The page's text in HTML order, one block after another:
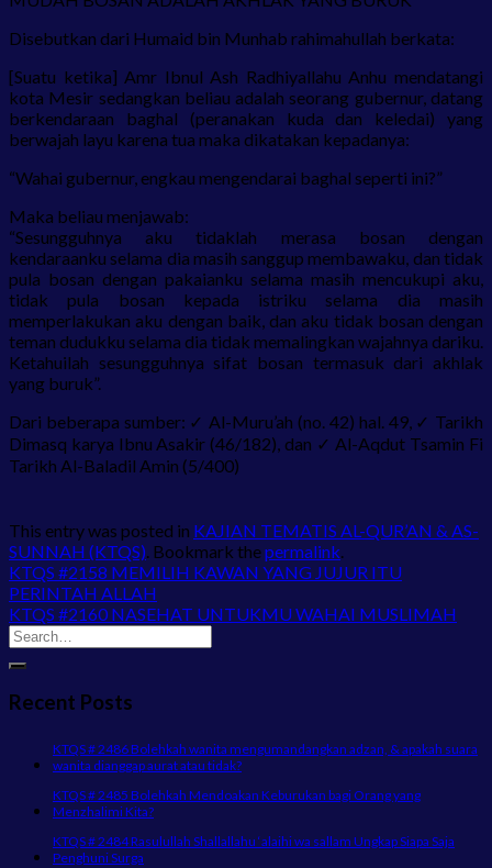
Disebutkan dari Humaid bin Munhab rahimahullah berkata:
[Suatu ketika] Amr Ibnul Ash Radhiyallahu Anhu mendatangi
kota Mesir sedangkan beliau adalah seorang gubernur, datang
berkendaraan baghal (peranakan kuda dan keledai) yang
berwajah layu karena tua maka dikatakan kepadanya:
“Wahai gubernur, engkau mengendarai baghal seperti ini?”
Maka beliau menjawab:
“Sesungguhnya aku tidaklah merasa bosan dengan
kendaraanku selama dia masih sanggup membawaku, dan tidak
pula bosan dengan pakaianku selama masih mencukupi aku,
tidak pula bosan kepada istriku selama dia masih
memperlakukan aku dengan baik, dan aku tidak bosan dengan
teman dudukku selama dia tidak memalingkan wajahnya dariku.
Ketahuilah sesungguhnya sifat bosan termasuk dari akhlak
yang buruk”.
Dari beberapa sumber: ✓ Al-Muru’ah (no. 42) hal. 49, ✓ Tarikh
Dimasq karya Ibnu Asakir (46/182), dan ✓ Al-Aqdut Tsamin Fi
Tarikh Al-Baladil Amin (5/400)
This entry was posted in KAJIAN TEMATIS AL-QUR’AN & AS-
SUNNAH (KTQS). Bookmark thepermalink.
KTQS #2158 MEMILIH KAWAN YANG JUJUR ITU
PERINTAH ALLAH
KTQS #2160 NASEHAT UNTUKMU WAHAI MUSLIMAH
Recent Posts
KTQS # 2486 Bolehkah wanita mengumandangkan adzan, & apakah suara
wanita dianggap aurat atau tidak?
KTQS # 2485 Bolehkah Mendoakan Keburukan bagi Orang yang
Menzhalimi Kita?
KTQS # 2484 Rasulullah Shallallahu ‘alaihi wa sallam Ungkap Siapa Saja
Penghuni Surga